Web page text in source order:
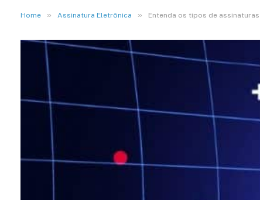
Home » Assinatura Eletrônica » Entenda os tipos de